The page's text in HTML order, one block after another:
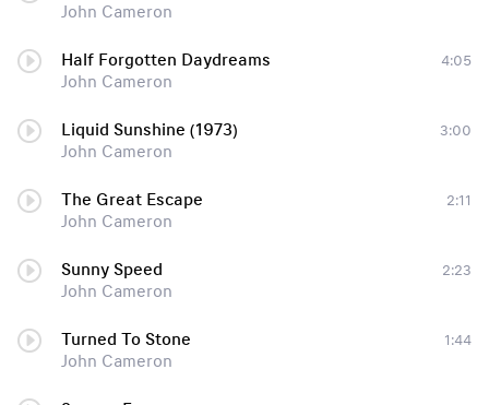
John Cameron
Half Forgotten Daydreams
John Cameron
4:05
Liquid Sunshine (1973)
John Cameron
3:00
The Great Escape
John Cameron
2:11
Sunny Speed
John Cameron
2:23
Turned To Stone
John Cameron
1:44